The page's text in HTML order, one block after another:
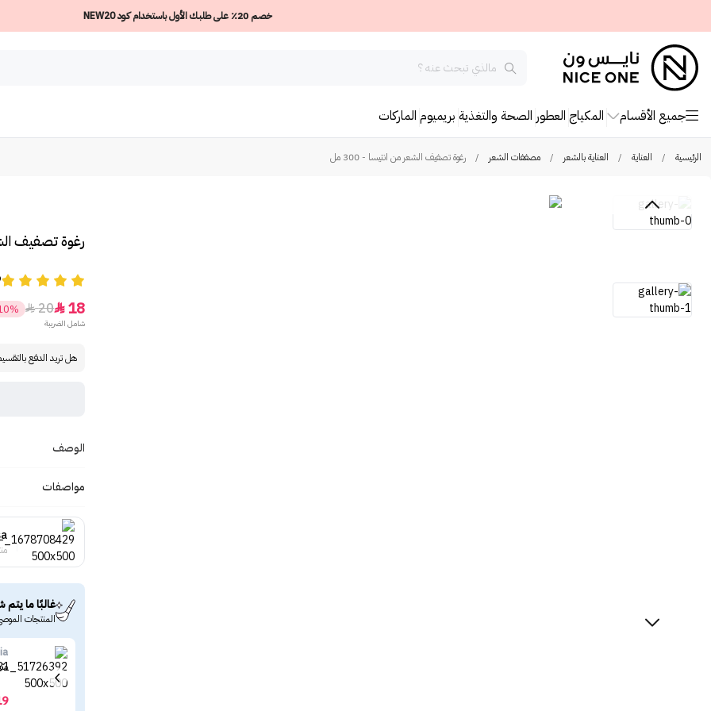
خصم 20٪ على طلبك الأول باستخدام كود NEW20
جميع الأقسام المكياج العطور الصحة والتغذية بريميوم الماركات
الرئيسية / العناية / العناية بالشعر / مصففات الشعر / رغوة تصفيف الشعر من انتيسا - 300 مل
رغوة تصفيف
18

20

شامل الضريبة
هل تريد الدفع
الوصف
مواصفات
غالبًا ما يتم
المنتجات